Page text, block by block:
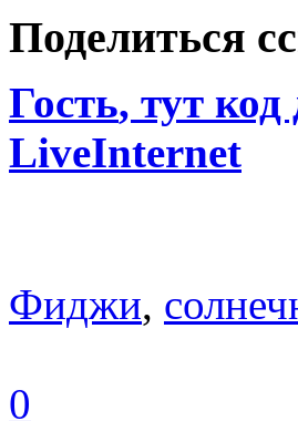
Поделиться
Гость, тут
LiveInternet
Фиджи,
0